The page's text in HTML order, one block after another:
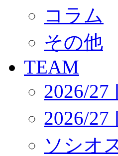
パートナー募集
クラブ理念
サステナビリティ
Web制作支援
応援プロジェクト
コラム
その他
TEAM
2026/
2026/
ソシオ